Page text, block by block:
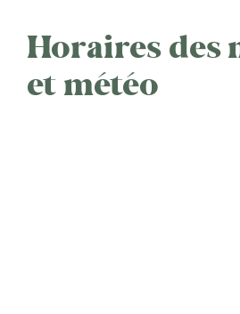
Horaires des
et météo